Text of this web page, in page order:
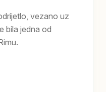
vezano uz
bila jedna od